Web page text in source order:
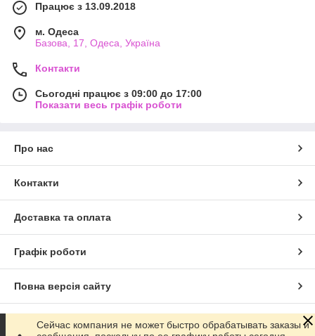
Працює з 13.09.2018
м. Одеса
Базова, 17, Одеса, Україна
Контакти
Сьогодні працює з 09:00 до 17:00
Показати весь графік роботи
Про нас
Контакти
Доставка та оплата
Графік роботи
Повна версія сайту
Сайт створено на маркетплейсі Prom.ua
Сейчас компания не может быстро обрабатывать заказы и